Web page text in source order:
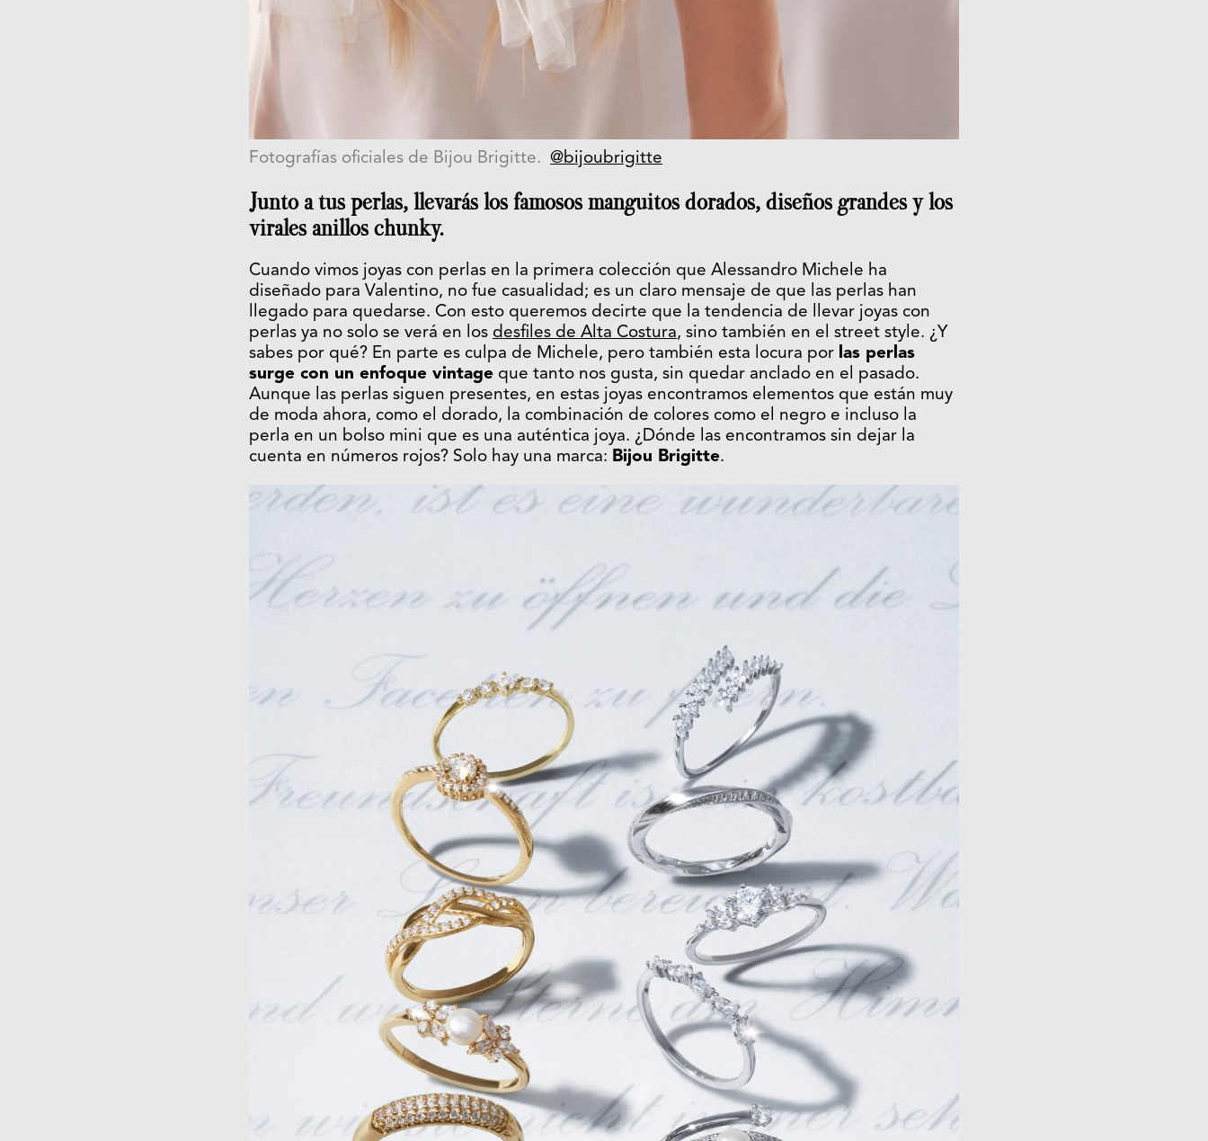
Fotografías oficiales de Bijou Brigitte. @bijoubrigitte
Junto a tus perlas, llevarás los famosos manguitos dorados, diseños grandes y los
virales anillos chunky.
Cuando vimos joyas con perlas en la primera colección que Alessandro Michele ha
diseñado para Valentino, no fue casualidad; es un claro mensaje de que las perlas han
llegado para quedarse. Con esto queremos decirte que la tendencia de llevar joyas con
perlas ya no solo se verá en los desfiles de Alta Costura, sino también en el street style. ¿Y
sabes por qué? En parte es culpa de Michele, pero también esta locura por las perlas
surge con un enfoque vintage que tanto nos gusta, sin quedar anclado en el pasado.
Aunque las perlas siguen presentes, en estas joyas encontramos elementos que están muy
de moda ahora, como el dorado, la combinación de colores como el negro e incluso la
perla en un bolso mini que es una auténtica joya. ¿Dónde las encontramos sin dejar la
cuenta en números rojos? Solo hay una marca: Bijou Brigitte.